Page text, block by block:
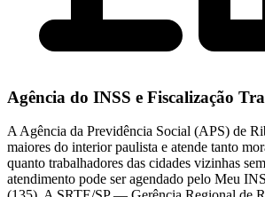
Agência do INSS e Fiscalização
A Agência da Previdência Social (APS) de
maiores do interior paulista e atende tanto
quanto trabalhadores das cidades vizinhas
atendimento pode ser agendado pelo Meu